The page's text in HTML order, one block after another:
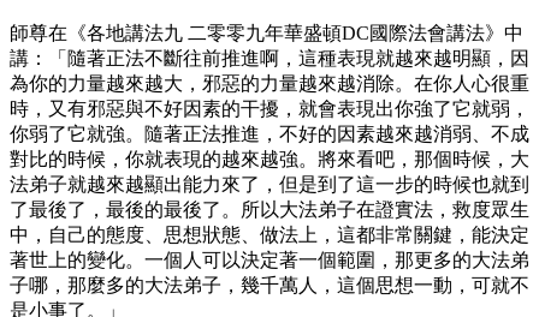
師尊在《各地講法九 二零零九年華盛頓DC國際法會講法》中
講：「隨著正法不斷往前推進啊，這種表現就越來越明顯，因
為你的力量越來越大，邪惡的力量越來越消除。在你人心很重
時，又有邪惡與不好因素的干擾，就會表現出你強了它就弱，
你弱了它就強。隨著正法推進，不好的因素越來越消弱、不成
對比的時候，你就表現的越來越強。將來看吧，那個時候，大
法弟子就越來越顯出能力來了，但是到了這一步的時候也就到
了最後了，最後的最後了。所以大法弟子在證實法，救度眾生
中，自己的態度、思想狀態、做法上，這都非常關鍵，能決定
著世上的變化。一個人可以決定著一個範圍，那更多的大法弟
子哪，那麼多的大法弟子，幾千萬人，這個思想一動，可就不
是小事了。」